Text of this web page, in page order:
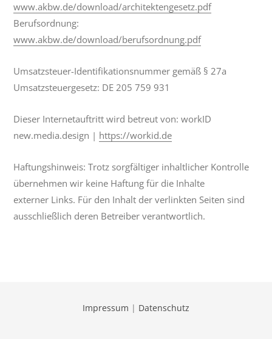
www.akbw.de/download/architektengesetz.pdf
Berufsordnung:
www.akbw.de/download/berufsordnung.pdf
Umsatzsteuer-Identifikationsnummer gemäß § 27a
Umsatzsteuergesetz: DE 205 759 931
Dieser Internetauftritt wird betreut von: workID
new.media.design | https://workid.de
Haftungshinweis: Trotz sorgfältiger inhaltlicher Kontrolle
übernehmen wir keine Haftung für die Inhalte
externer Links. Für den Inhalt der verlinkten Seiten sind
ausschließlich deren Betreiber verantwortlich.
Impressum | Datenschutz